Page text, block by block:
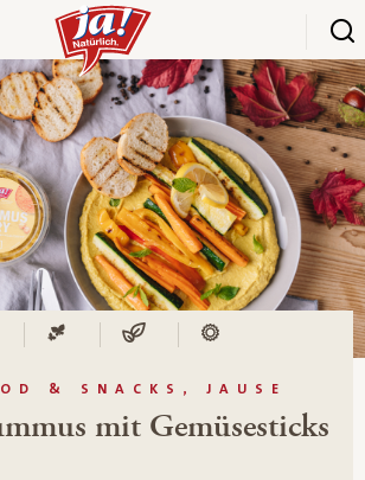
& SNACKS, JAUSE
mit Gemüsesticks